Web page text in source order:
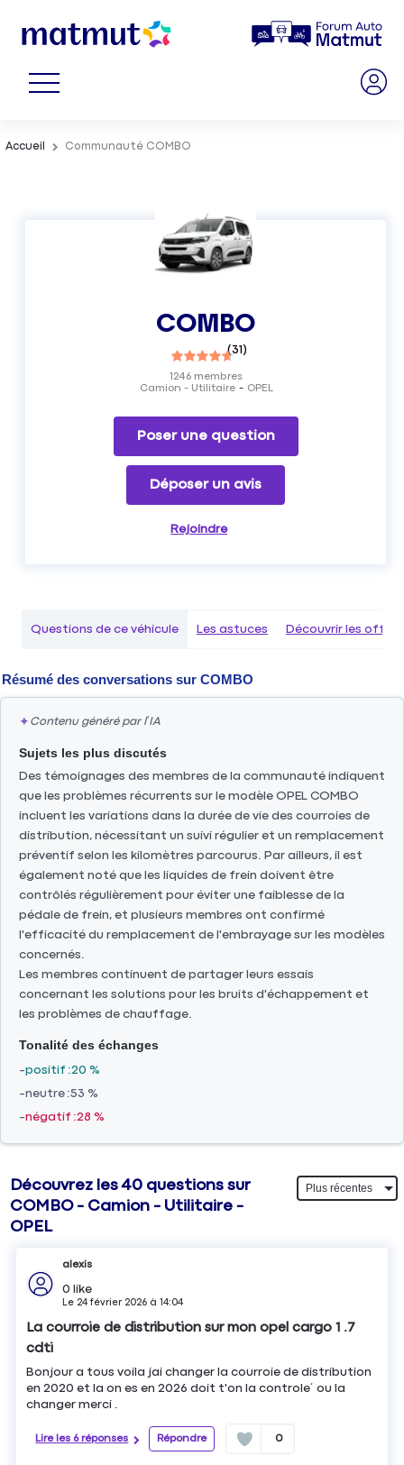
Accueil Communauté COMBO
COMBO
(31)
Camion - Utilitaire OPEL
1246membres
Poser une question
Déposer un avis
Rejoindre
Questions de ce véhicule Les astuces Découvrir les
Résumé des conversations sur COMBO
✦ Contenu généré par l’IA
Sujets les plus discutés
Des témoignages des membres de la communauté indiquent
que les problèmes récurrents sur le modèle OPEL COMBO
incluent les variations dans la durée de vie des courroies de
distribution, nécessitant un suivi régulier et un remplacement
préventif selon les kilomètres parcourus. Par ailleurs, il est
également noté que les liquides de frein doivent être
contrôlés régulièrement pour éviter une faiblesse de la
pédale de frein, et plusieurs membres ont confirmé
l'efficacité du remplacement de l'embrayage sur les modèles
concernés.
Les membres continuent de partager leurs essais
concernant les solutions pour les bruits d'échappement et
les problèmes de chauffage.
Tonalité des échanges
positif 20 %
neutre 53 %
négatif 28 %
Découvrez les 40 questions sur
COMBO - Camion - Utilitaire -
OPEL
alexis
0 like
Le 24 février 2026 à14:04
La courroie de distribution sur mon opel cargo 1 .7
cdti
Bonjour a tous voila jai changer la courroie de distribution
en 2020 et la on es en 2026 doit t'on la controle´ ou la
changer merci .
Lire les 6 réponses Répondre 0